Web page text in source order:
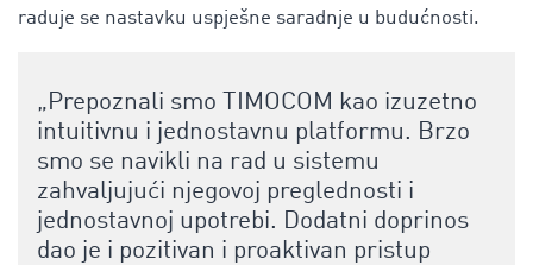
raduje se nastavku uspješne saradnje u budućnosti.
„Prepoznali smo TIMOCOM kao izuzetno
intuitivnu i jednostavnu platformu. Brzo
smo se navikli na rad u sistemu
zahvaljujući njegovoj preglednosti i
jednostavnoj upotrebi. Dodatni doprinos
dao je i pozitivan i proaktivan pristup